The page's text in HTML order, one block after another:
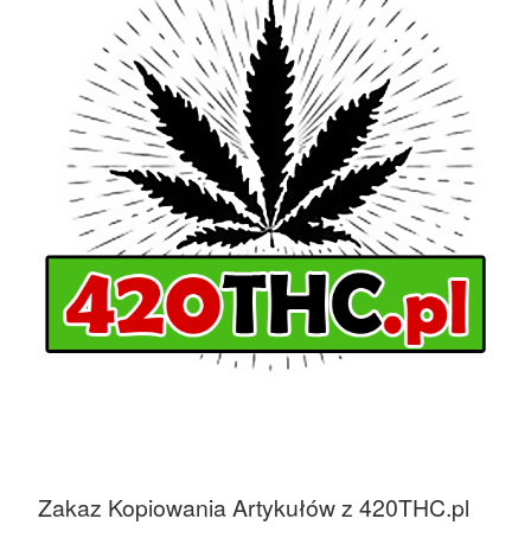
Zakaz Kopiowania Artykułów z 420THC.pl